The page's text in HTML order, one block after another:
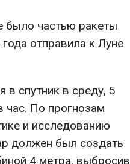
было частью ракеты
отправила к Луне
в спутник в среду, 5
час. По прогнозам
и исследованию
должен был создать
4 метра, выбросив